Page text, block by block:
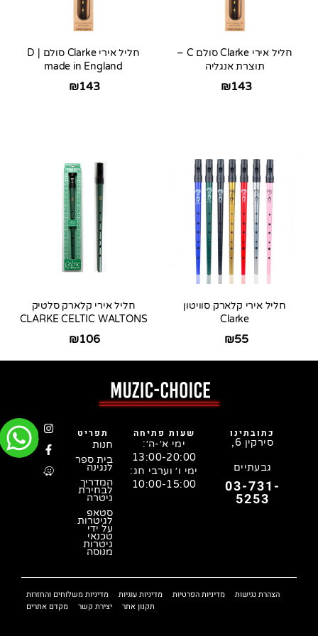
חליל אירי Clarke סולם C –
תוצרת אנגליה
₪143
חליל אירי Clarke סולם D |
made in England
₪143
חליל אירי קלארק סוויטון
Clarke
₪55
חליל אירי קלארק סלטיק
CLARKE CELTIC WALTONS
₪106
כתובתינו
סירקין 6,
גבעתיים
03-731-
5253
שעות פתיחה
ימי א׳-ה׳:
13:00-20:00
ימי ו׳ וערבי חג:
10:00-15:00
תפריט
חנות
בית ספר
לנגינה
המדריך
לבחירת
גיטרה
סטאפ
לגיטרות
על ידי
טכנאי
גיטרות
מנוסה
הצהרת נגישות מדיניות הפרטיות מדיניות עוגיות
מדיניות משלוחים והחזרות
תקנון אתר
יצירת קשר מקדם אתרים